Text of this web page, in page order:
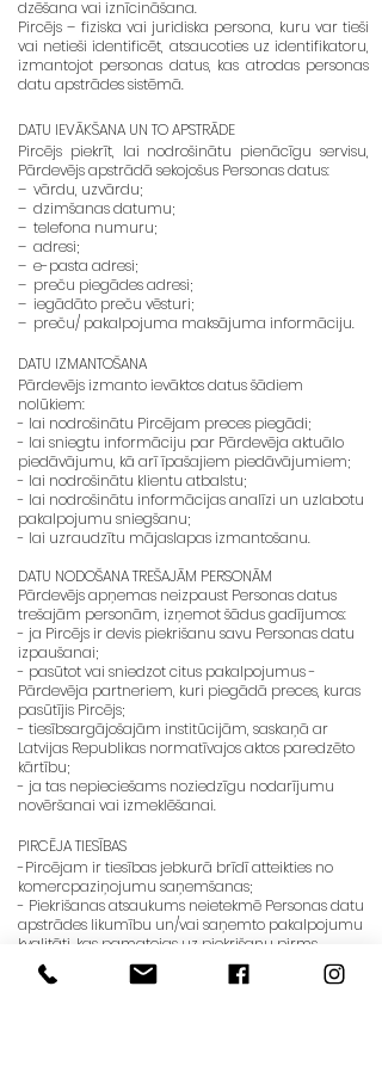
dzēšana vai iznīcināšana.
Pircējs – fiziska vai juridiska persona, kuru var tieši
vai netieši identificēt, atsaucoties uz identifikatoru,
izmantojot personas datus, kas atrodas personas
datu apstrādes sistēmā.
DATU IEVĀKŠANA UN TO APSTRĀDE
Pircējs piekrīt, lai nodrošinātu pienācīgu servisu,
Pārdevējs apstrādā sekojošus Personas datus:
– vārdu, uzvārdu;
– dzimšanas datumu;
– telefona numuru;
– adresi;
– e-pasta adresi;
– preču piegādes adresi;
– iegādāto preču vēsturi;
– preču/ pakalpojuma maksājuma informāciju.
DATU IZMANTOŠANA
Pārdevējs izmanto ievāktos datus šādiem
nolūkiem:
- lai nodrošinātu Pircējam preces piegādi;
- lai sniegtu informāciju par Pārdevēja aktuālo
piedāvājumu, kā arī īpašajiem piedāvājumiem;
- lai nodrošinātu klientu atbalstu;
- lai nodrošinātu informācijas analīzi un uzlabotu
pakalpojumu sniegšanu;
- lai uzraudzītu mājaslapas izmantošanu.
DATU NODOŠANA TREŠAJĀM PERSONĀM
Pārdevējs apņemas neizpaust Personas datus
trešajām personām, izņemot šādus gadījumos:
- ja Pircējs ir devis piekrišanu savu Personas datu
izpaušanai;
- pasūtot vai sniedzot citus pakalpojumus -
Pārdevēja partneriem, kuri piegādā preces, kuras
pasūtījis Pircējs;
- tiesībsargājošajām institūcijām, saskaņā ar
Latvijas Republikas normatīvajos aktos paredzēto
kārtību;
- ja tas nepieciešams noziedzīgu nodarījumu
novēršanai vai izmeklēšanai.
PIRCĒJA TIESĪBAS
-Pircējam ir tiesības jebkurā brīdī atteikties no
komercpaziņojumu saņemšanas;
- Piekrišanas atsaukums neietekmē Personas datu
apstrādes likumību un/vai saņemto pakalpojumu
kvalitāti, kas pamatojas uz piekrišanu pirms
atsaukuma;
- Pircējam ir tiesības labot visus rīcībā esošos